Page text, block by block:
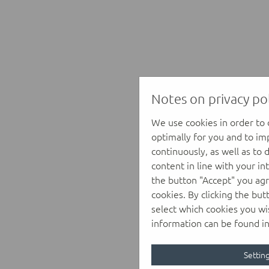
Notes on privacy
We use cookies in order
optimally for you and to
continuously, as well as to
content in line with your
the button "Accept" you
cookies. By clicking the
select which cookies you
information can be found